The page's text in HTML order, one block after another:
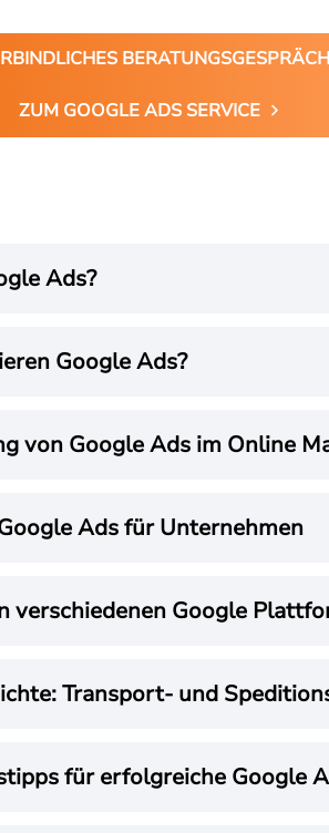
BERATUNGSGESPRÄCH
ZUM GOOGLE ADS SERVICE
Ads?
Google Ads?
von Google Ads im Online
Ads für Unternehmen
verschiedenen Google
Transport- und
für erfolgreiche Google